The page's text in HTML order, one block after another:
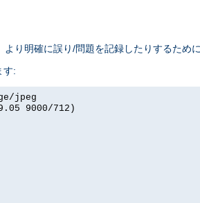
り明確に誤り/問題を記録したりするため
す:
jpeg
9000/712)